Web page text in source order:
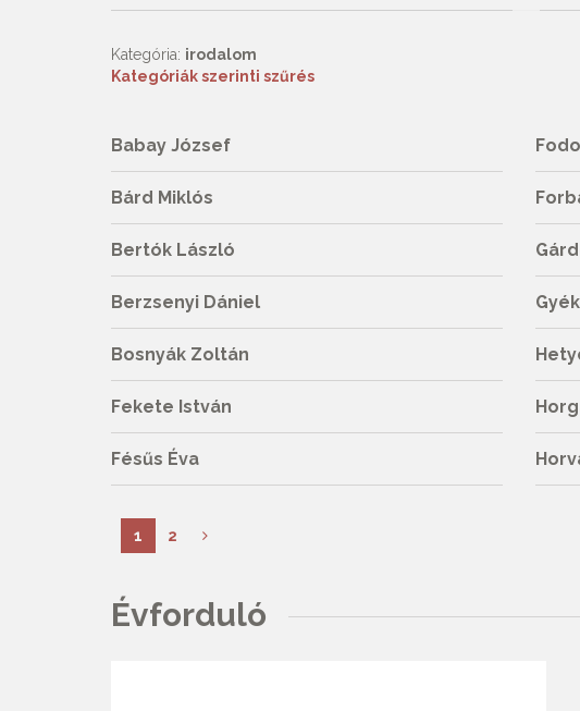
Kategória: irodalom
Kategóriák szerinti szűrés
Babay József
Bárd Miklós
Bertók László
Berzsenyi Dániel
Bosnyák Zoltán
Fekete István
Fésűs Éva
1 2
Évforduló